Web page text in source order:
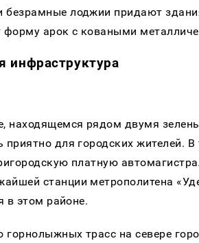
безрамные лоджии придают
арок с коваными
инфраструктура
находящемся рядом двумя
для городских жителей. В
платную
станции метрополитена
в этом районе.
горнолыжных трасс на севере